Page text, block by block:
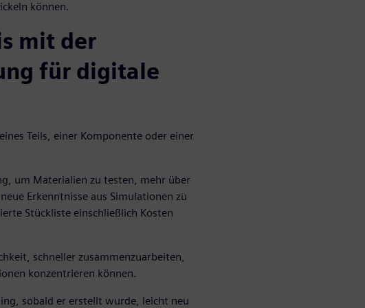
können.
mit der
für digitale
Teils, einer Komponente oder einer
um Materialien zu testen, mehr über
Erkenntnisse aus Simulationen zu
Stückliste einschließlich Kosten
schneller zusammenzuarbeiten,
konzentrieren können.
sobald er erstellt wurde, leicht neu